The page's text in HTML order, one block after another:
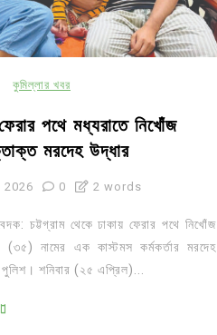
কুমিল্লার খবর
পথে মধ্যরাতে নিখোঁজ
মরদেহ উদ্ধার
2026 0 2 words
চট্টগ্রাম থেকে ঢাকায় ফেরার পথে নিখোঁজ
(৩৫) নামের এক কাস্টমস কর্মকর্তার মরদেহ
পুলিশ। শনিবার (২৫ এপ্রিল)...